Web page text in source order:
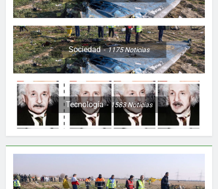
Sociedad 1175Noticias
Tecnología 1583Noticias